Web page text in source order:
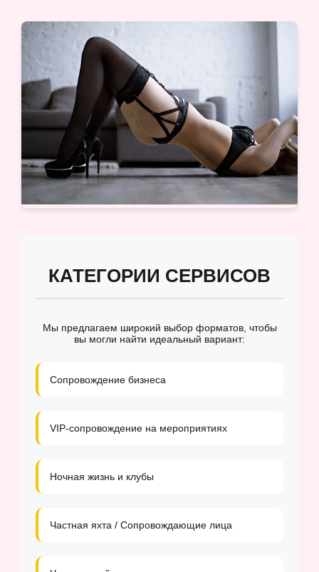
КАТЕГОРИИ СЕРВИСОВ
Мы предлагаем широкий выбор форматов, чтобы
вы могли найти идеальный вариант:
Сопровождение бизнеса
VIP-сопровождение на мероприятиях
Ночная жизнь и клубы
Частная яхта / Сопровождающие лица